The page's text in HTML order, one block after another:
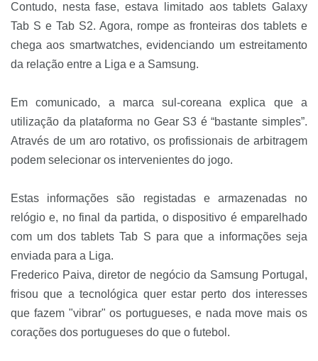
Contudo, nesta fase, estava limitado aos tablets Galaxy
Tab S e Tab S2. Agora, rompe as fronteiras dos tablets e
chega aos smartwatches, evidenciando um estreitamento
da relação entre a Liga e a Samsung.
Em comunicado, a marca sul-coreana explica que a
utilização da plataforma no Gear S3 é “bastante simples”.
Através de um aro rotativo, os profissionais de arbitragem
podem selecionar os intervenientes do jogo.
Estas informações são registadas e armazenadas no
relógio e, no final da partida, o dispositivo é emparelhado
com um dos tablets Tab S para que a informações seja
enviada para a Liga.
Frederico Paiva, diretor de negócio da Samsung Portugal,
frisou que a tecnológica quer estar perto dos interesses
que fazem "vibrar" os portugueses, e nada move mais os
corações dos portugueses do que o futebol.